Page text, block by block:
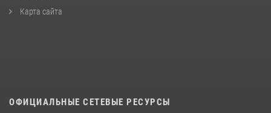
Карта сайта
ОФИЦИАЛЬНЫЕ СЕТЕВЫЕ РЕСУРСЫ